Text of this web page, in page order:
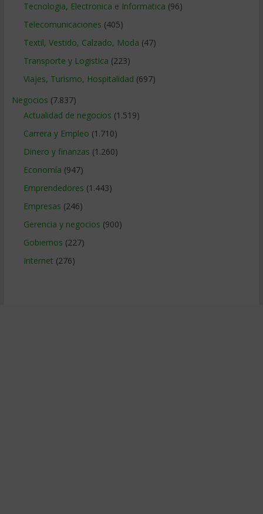
Tecnologia, Electronica e Informatica (96)
Telecomunicaciones (405)
Textil, Vestido, Calzado, Moda (47)
Transporte y Logistica (223)
Viajes, Turismo, Hospitalidad (697)
Negocios (7.837)
Actualidad de negocios (1.519)
Carrera y Empleo (1.710)
Dinero y finanzas (1.260)
Economía (947)
Emprendedores (1.443)
Empresas (246)
Gerencia y negocios (900)
Gobiernos (227)
Internet (276)